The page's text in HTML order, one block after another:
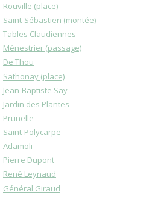
Rouville (place)
Saint-Sébastien (montée)
Tables Claudiennes
Ménestrier (passage)
De Thou
Sathonay (place)
Jean-Baptiste Say
Jardin des Plantes
Prunelle
Saint-Polycarpe
Adamoli
Pierre Dupont
René Leynaud
Général Giraud